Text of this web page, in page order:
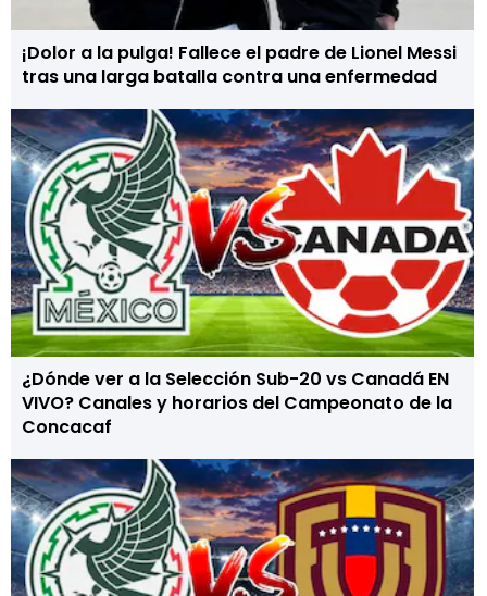
¡Dolor a la pulga! Fallece el padre de Lionel Messi
tras una larga batalla contra una enfermedad
¿Dónde ver a la Selección Sub-20 vs Canadá EN
VIVO? Canales y horarios del Campeonato de la
Concacaf